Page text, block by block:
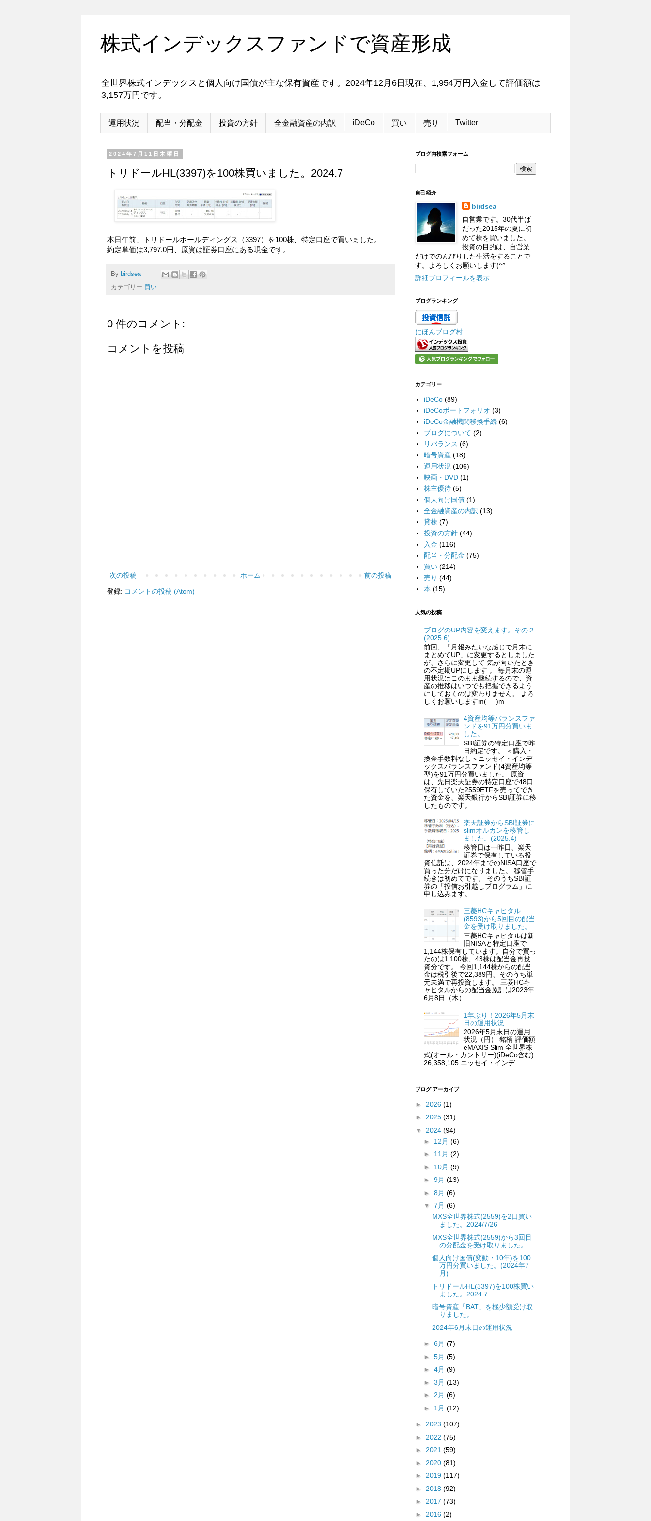
株式インデックスファンドで資産形成
全世界株式インデックスと個人向け国債が主な保有資産です。2024年12月6日現在、1,954万円入金して評価額は
3,157万円です。
運用状況 配当・分配金 投資の方針 全金融資産の内訳 iDeCo 買い 売り Twitter
2024年7月11日木曜日
トリドールHL(3397)を100株買いました。2024.7
本日午前、トリドールホールディングス（3397）を100株、特定口座で買いました。
約定単価は3,797.0円、原資は証券口座にある現金です。
By birdsea
カテゴリー 買い
0 件のコメント:
コメントを投稿
次の投稿 前の投稿
ホーム
登録: コメントの投稿 (Atom)
ブログ内検索フォーム
自己紹介
birdsea
自営業です。30代半ば
だった2015年の夏に初
めて株を買いました。
投資の目的は、自営業
だけでのんびりした生活をすることで
す。よろしくお願いします(^^
詳細プロフィールを表示
ブログランキング
にほんブログ村
カテゴリー
iDeCo (89)
iDeCoポートフォリオ (3)
iDeCo金融機関移換手続 (6)
ブログについて (2)
リバランス (6)
暗号資産 (18)
運用状況 (106)
映画・DVD (1)
株主優待 (5)
個人向け国債 (1)
全金融資産の内訳 (13)
貸株 (7)
投資の方針 (44)
入金 (116)
配当・分配金 (75)
買い (214)
売り (44)
本 (15)
人気の投稿
ブログのUP内容を変えます。その２
(2025.6)
前回、「月報みたいな感じで月末に
まとめてUP」に変更するとしました
が、さらに変更して 気が向いたとき
の不定期UPにします 。 毎月末の運
用状況はこのまま継続するので、資
産の推移はいつでも把握できるよう
にしておくのは変わりません。 よろ
しくお願いしますm(_ _)m
4資産均等バランスファ
ンドを91万円分買いま
した。
SBI証券の特定口座で昨
日約定です。 ＜購入・
換金手数料なし＞ニッセイ・インデ
ックスバランスファンド(4資産均等
型)を91万円分買いました。 原資
は、先日楽天証券の特定口座で48口
保有していた2559ETFを売ってでき
た資金を、楽天銀行からSBI証券に移
したものです。
楽天証券からSBI証券に
slimオルカンを移管し
ました。(2025.4)
移管日は一昨日、楽天
証券で保有している投
資信託は、2024年までのNISA口座で
買った分だけになりました。 移管手
続きは初めてです。 そのうちSBI証
券の「投信お引越しプログラム」に
申し込みます。
三菱HCキャピタル
(8593)から5回目の配当
金を受け取りました。
三菱HCキャピタルは新
旧NISAと特定口座で
1,144株保有しています。自分で買っ
たのは1,100株、43株は配当金再投
資分です。 今回1,144株からの配当
金は税引後で22,389円、そのうち単
元未満で再投資します。 三菱HCキ
ャピタルからの配当金累計は2023年
6月8日（木）...
1年ぶり！2026年5月末
日の運用状況
2026年5月末日の運用
状況（円） 銘柄 評価額
eMAXIS Slim 全世界株
式(オール・カントリー)(iDeCo含む)
26,358,105 ニッセイ・インデ...
ブログ アーカイブ
► 2026 (1)
► 2025 (31)
▼ 2024 (94)
► 12月 (6)
► 11月 (2)
► 10月 (9)
► 9月 (13)
► 8月 (6)
▼ 7月 (6)
MXS全世界株式(2559)を2口買い
ました。2024/7/26
MXS全世界株式(2559)から3回目
の分配金を受け取りました。
個人向け国債(変動・10年)を100
万円分買いました。(2024年7
月)
トリドールHL(3397)を100株買い
ました。2024.7
暗号資産「BAT」を極少額受け取
りました。
2024年6月末日の運用状況
► 6月 (7)
► 5月 (5)
► 4月 (9)
► 3月 (13)
► 2月 (6)
► 1月 (12)
► 2023 (107)
► 2022 (75)
► 2021 (59)
► 2020 (81)
► 2019 (117)
► 2018 (92)
► 2017 (73)
► 2016 (2)